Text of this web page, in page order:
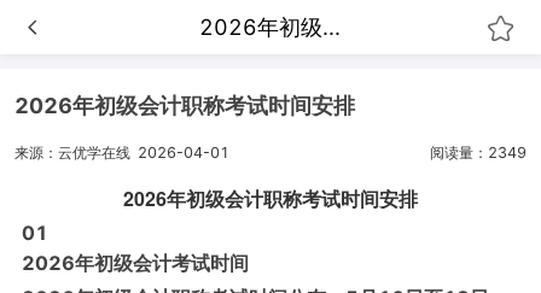
2026年初级...
2026年初级会计职称考试时间安排
来源：云优学在线 2026-04-01 阅读量：2349
2026年初级会计职称考试时间安排
01
2026年初级会计考试时间